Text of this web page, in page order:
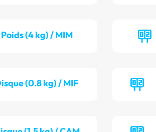
Poids (4 kg) / MIM
(0.8 kg) / MIF